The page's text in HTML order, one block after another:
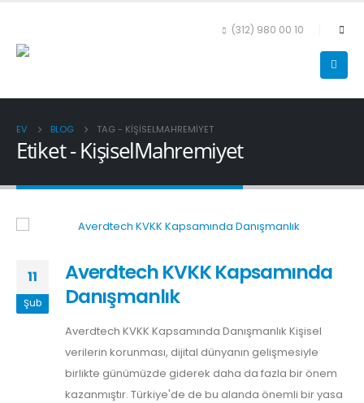
(312) 980 00 10
EV BLOG TAG - KIŞISELMAHREMIYET
Etiket - KişiselMahremiyet
11
Şub
Averdtech KVKK Kapsamında
Danışmanlık
Averdtech KVKK Kapsamında Danışmanlık Kişisel
verilerin korunması, dijital dünyanın gelişmesiyle
birlikte günümüzde giderek daha da fazla bir önem
kazanmıştır. Türkiye'de de bu alanda önemli bir yasa